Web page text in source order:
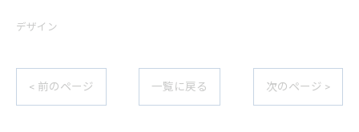
デザイン
< 前のページ 一覧に戻る 次のページ >